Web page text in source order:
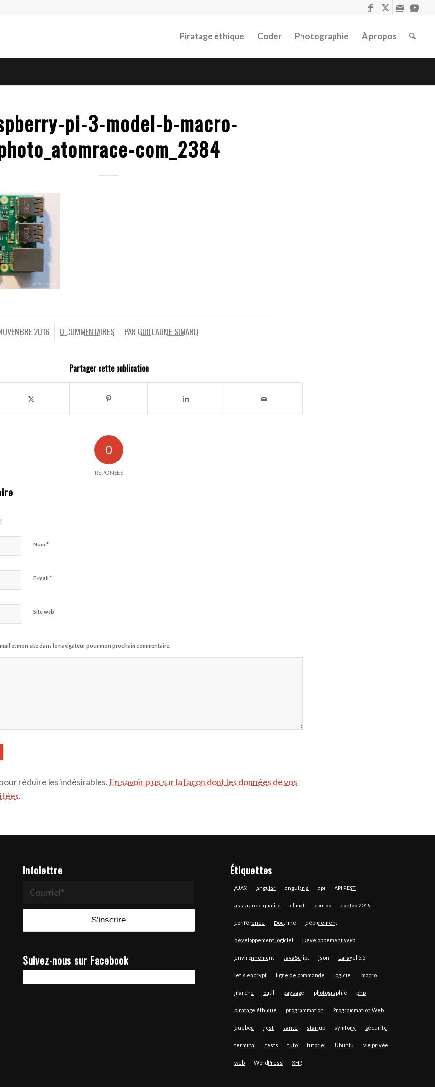
Piratage éthique Coder Photographie À propos
pi-3-model-b-macro-
com_2384
2016
/ 0 COMMENTAIRES
/ PAR GUILLAUME SIMARD
Partager cette publication
0
RÉPONSES
Nom *
E-mail *
Site web
et mon site dans le navigateur pour mon prochain commentaire.
réduire les indésirables. En savoir plus sur la façon dont les données de vos
.
Infolettre
Suivez-nous sur Facebook
Étiquettes
AJAX angular angularjs api API REST
assurance qualité climat confoo confoo 2016
conférence Doctrine déploiement
développement logiciel Développement Web
environnement JavaScript json Laravel 5.5
let's encrypt ligne de commande logiciel macro
marche outil paysage photographie php
piratage éthique programmation Programmation Web
québec rest santé startup symfony sécurité
terminal tests tuto tutoriel Ubuntu vie privée
web WordPress XHR